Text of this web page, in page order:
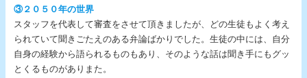
③２０５０年の世界
スタッフを代表して審査をさせて頂きましたが、どの生徒もよく考え
られていて聞きごたえのある弁論ばかりでした。生徒の中には、自分
自身の経験から語られるものもあり、そのような話は聞き手にもグッ
とくるものがありまた。